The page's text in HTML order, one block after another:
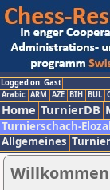
Logged on: Gast
Arabic ARM AZE BIH BUL
Home TurnierDB
Turnierschach-
Allgemeines